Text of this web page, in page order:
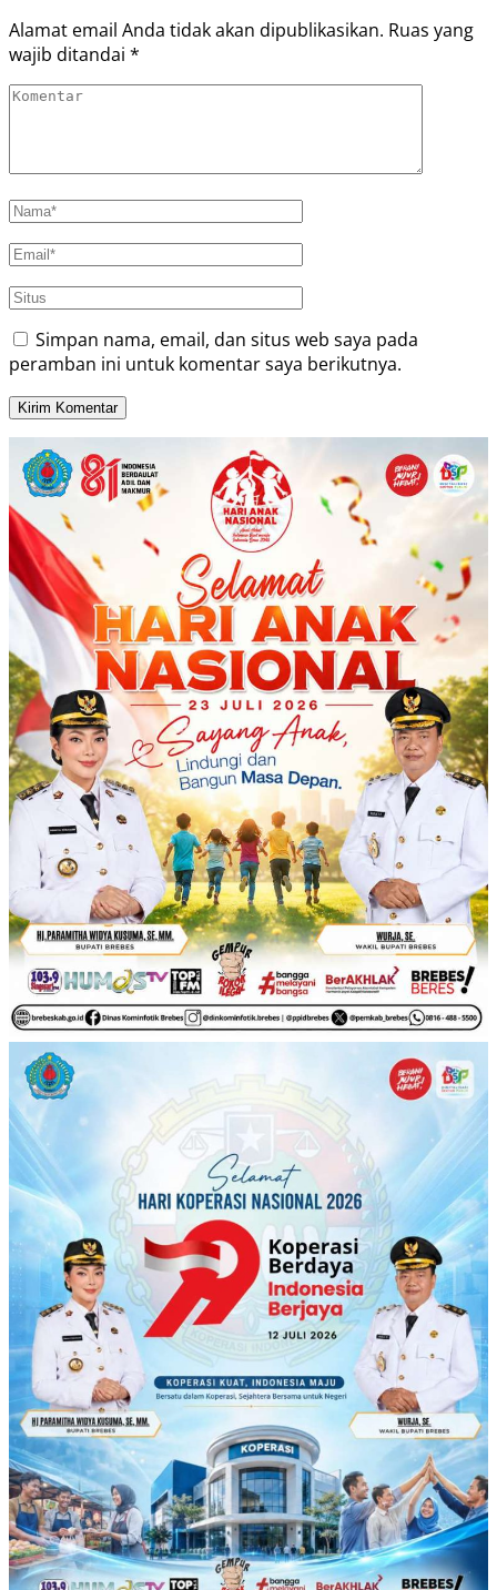
Alamat email Anda tidak akan dipublikasikan. Ruas yang
wajib ditandai *
Simpan nama, email, dan situs web saya pada
peramban ini untuk komentar saya berikutnya.